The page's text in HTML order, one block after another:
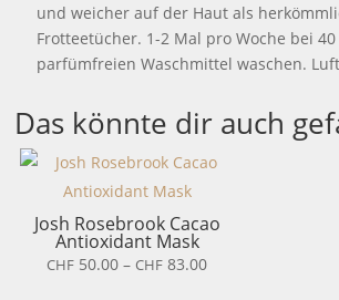
und weicher auf der Haut als
Frotteetücher. 1-2 Mal pro Woche bei
parfümfreien Waschmittel waschen.
Das könnte dir auch
Josh Rosebrook Cacao
Antioxidant Mask
CHF 50.00 – CHF 83.00Preisspanne: